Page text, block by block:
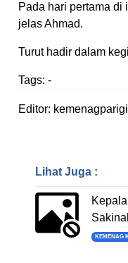
Pada hari pertama di
jelas Ahmad.
Turut hadir dalam
Tags: -
Editor:
Lihat Juga :
KEMENAG